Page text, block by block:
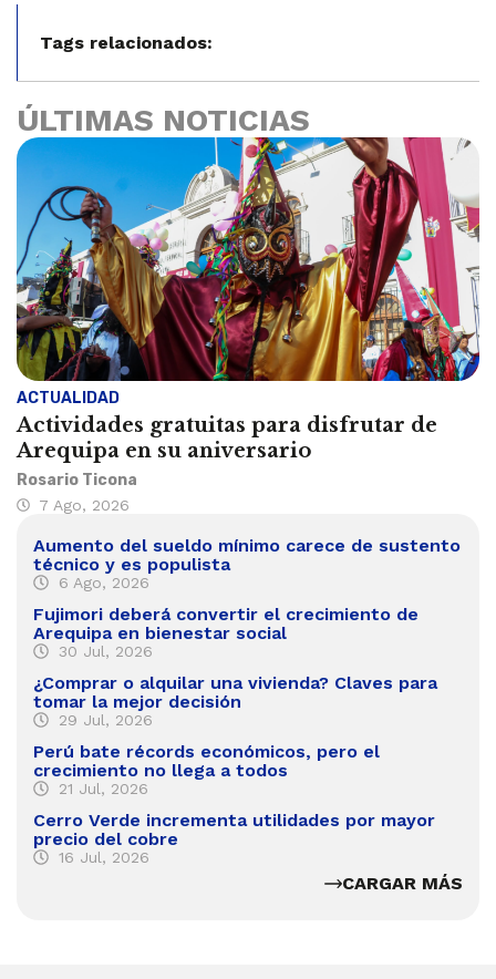
Tags relacionados:
ÚLTIMAS NOTICIAS
ACTUALIDAD
Actividades gratuitas para disfrutar de
Arequipa en su aniversario
Rosario Ticona
7 Ago, 2026
Aumento del sueldo mínimo carece de sustento
técnico y es populista
6 Ago, 2026
Fujimori deberá convertir el crecimiento de
Arequipa en bienestar social
30 Jul, 2026
¿Comprar o alquilar una vivienda? Claves para
tomar la mejor decisión
29 Jul, 2026
Perú bate récords económicos, pero el
crecimiento no llega a todos
21 Jul, 2026
Cerro Verde incrementa utilidades por mayor
precio del cobre
16 Jul, 2026
CARGAR MÁS